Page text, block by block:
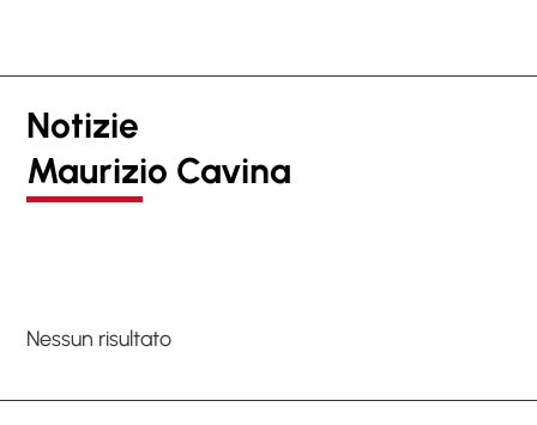
Notizie
Maurizio Cavina
Nessun risultato